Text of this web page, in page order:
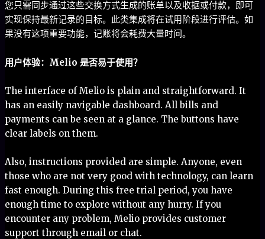
您只需同步通过这些交换方式生成的账单以及收据或付款，即可
实现保持最新记录的目标。此类集成将在试用阶段进行评估。如
果没有这项重要功能，记账将会耗费大量时间。
用户体验：Melio 是否易于使用？
The interface of Melio is plain and straightforward. It
has an easily navigable dashboard. All bills and
payments can be seen at a glance. The buttons have
clear labels on them.
Also, instructions provided are simple. Anyone, even
those who are not very good with technology, can learn
fast enough. During this free trial period, you have
enough time to explore without any hurry. If you
encounter any problem, Melio provides customer
support through email or chat.